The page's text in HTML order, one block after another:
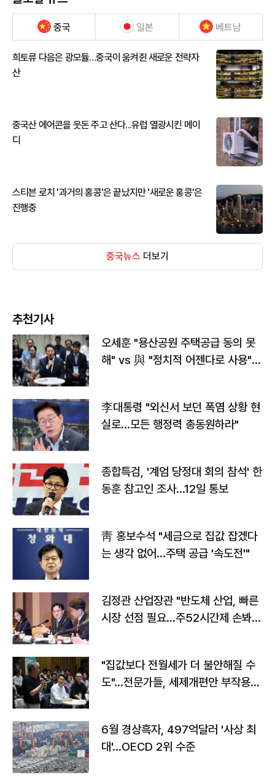
중국 일본 베트남
희토류 다음은 광모듈…중국이 움켜쥔 새로운 전략자
산
중국산 에어콘을 웃돈 주고 산다...유럽 열광시킨 메이
디
스티븐 로치 '과거의 홍콩'은 끝났지만 '새로운 홍콩'은
진행중
중국뉴스 더보기
추천기사
오세훈 "용산공원 주택공급 동의 못
해" vs 與 "정치적 어젠다로 사용"
李대통령 "외신서 보던 폭염 상황 현
실로…모든 행정력 총동원하라"
종합특검, '계엄 당정대 회의 참석' 한
동훈 참고인 조사...12일 통보
靑 홍보수석 "세금으로 집값 잡겠다
는 생각 없어…주택 공급 '속도전'"
김정관 산업장관 "반도체 산업, 빠른
시장 선점 필요…주52시간제 손봐
"집값보다 전월세가 더 불안해질 수
도"…전문가들, 세제개편안 부작용
6월 경상흑자, 497억달러 '사상 최
대'…OECD 2위 수준